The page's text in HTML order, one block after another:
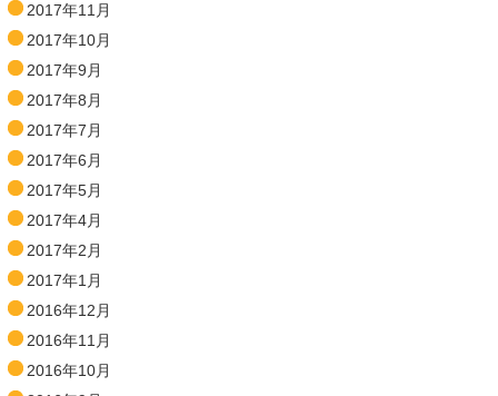
2017年11月
2017年10月
2017年9月
2017年8月
2017年7月
2017年6月
2017年5月
2017年4月
2017年2月
2017年1月
2016年12月
2016年11月
2016年10月